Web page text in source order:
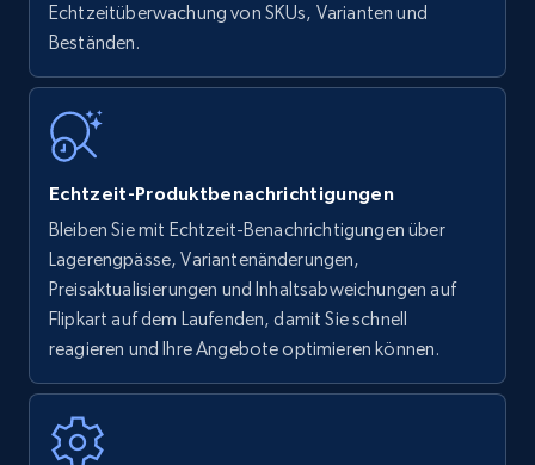
Title, Seller name, Brand, Description, Initial
price, Currency, Availability, Reviews count, and
35.2K+
Amazon Reviews
URL, Product name, Product rating, Product
rating object, Product rating max, Rating,
Author name, Asin, and more.
Echtzeitüberwachung von SKUs, Varianten und
Beständen.
Echtzeit-Produktbenachrichtigungen
Bleiben Sie mit Echtzeit-Benachrichtigungen über
Lagerengpässe, Variantenänderungen,
Preisaktualisierungen und Inhaltsabweichungen auf
Flipkart auf dem Laufenden, damit Sie schnell
reagieren und Ihre Angebote optimieren können.